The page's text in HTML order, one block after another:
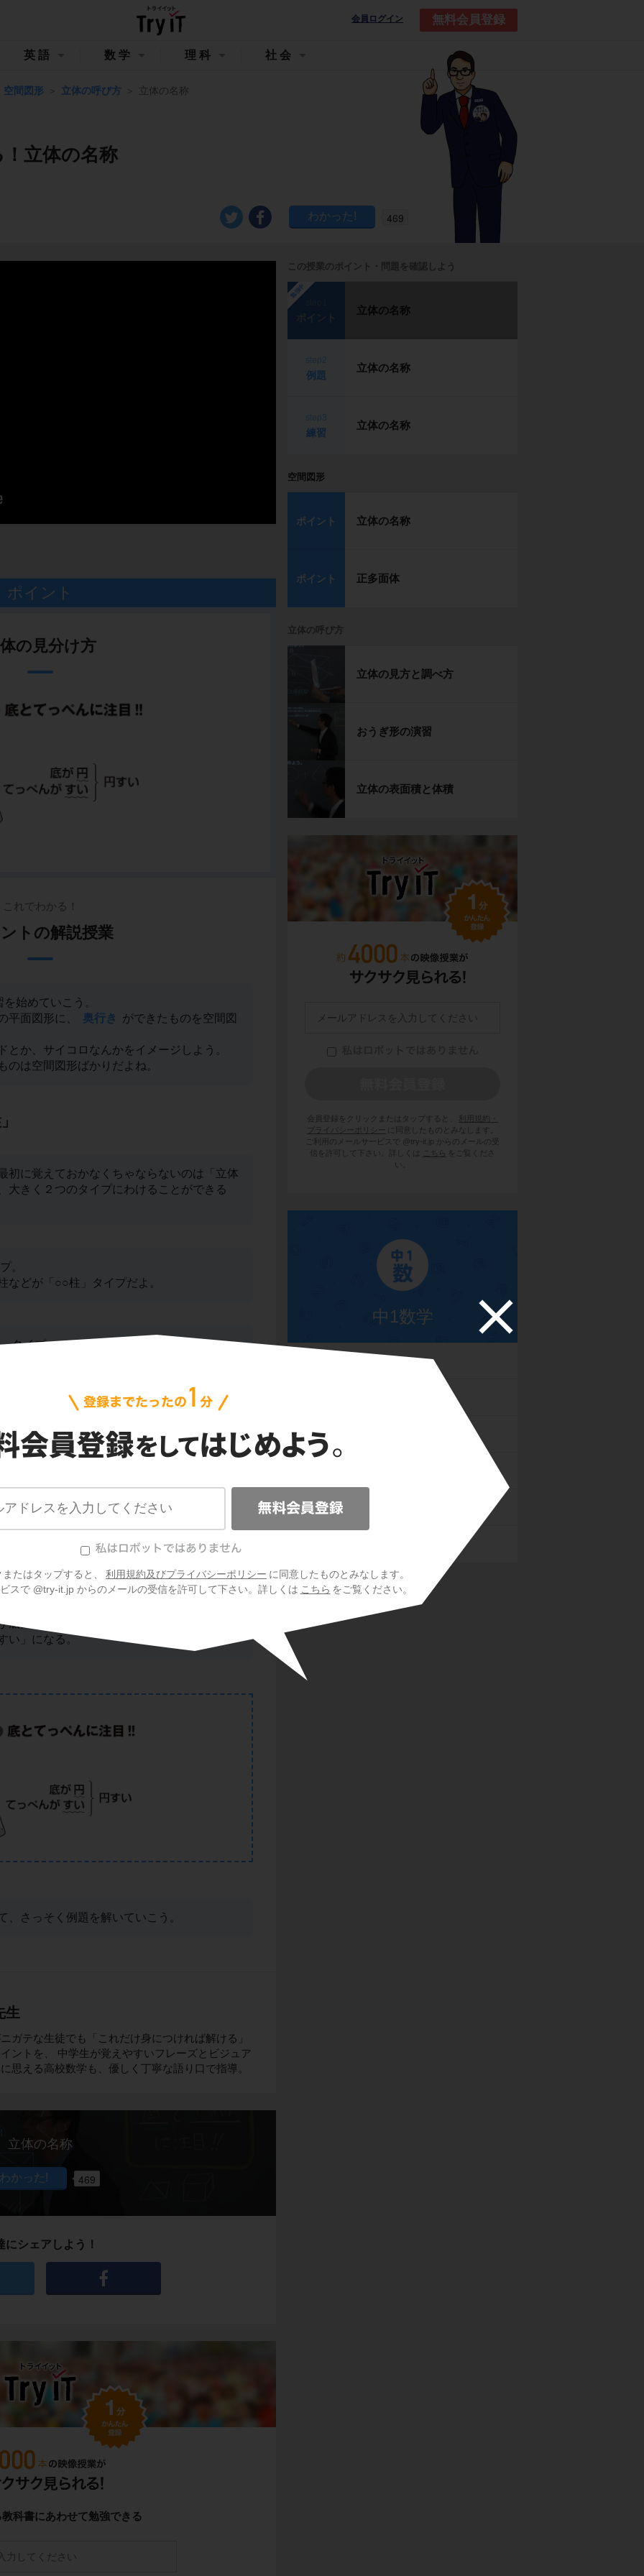
会員ログイン 無料会員登録
たはタップすると、 利用規約及びプライバシーポリシー に同意したものとみなします。
スで @try-it.jp からのメールの受信を許可して下さい。詳しくは こちら をご覧ください。
英語 数学 理科 社会
空間図形 立体の呼び方 立体の名称
立体の名称
469
ポイント
の見分け方
これでわかる！
トの解説授業
始めていこう。
平面図形に、
奥行き ができたものを空間図
とか、サイコロなんかをイメージしよう。
のは空間図形ばかりだよね。
初に覚えておかなくちゃならないのは「立体
大きく２つのタイプにわけることができる
。
などが「○○柱」タイプだよ。
タイプ。
っぺん」に注目
るとしっかり見分けがつくんだよ。
たら「三角～」になるし、円だったら「円
底面と同じ形をしていたら「～柱」となり、
い」になる。
、さっそく例題を解いていこう。
生
ガテな生徒でも「これだけ身につければ解ける」
ントを、 中学生が覚えやすいフレーズとビジュア
思える高校数学も、優しく丁寧な語り口で指導。
立体の名称
469
にシェアしよう！
科書にあわせて勉強できる
この授業のポイント・問題を確認しよう
勉強中
立体の名称
例題
立体の名称
練習
立体の名称
空間図形
ポイント 立体の名称
ポイント 正多面体
立体の呼び方
立体の見方と調べ方
おうぎ形の演習
立体の表面積と体積
会員登録をクリックまたはタップすると、
利用規約・
プライバシーポリシー
に同意したものとみなします。
ご利用のメールサービスで @try-it.jp からのメールの受
信を許可して下さい。詳しくは
こちら
をご覧くださ
い。
中1数学
方程式
平面図形